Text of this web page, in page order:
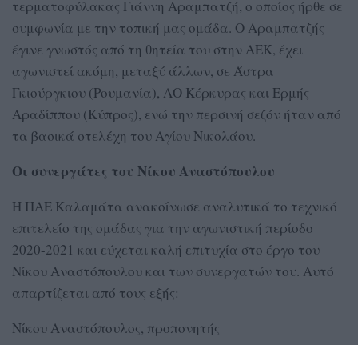
τερματοφύλακας Γιάννη Αραμπατζή, ο οποίος ήρθε σε
συμφωνία με την τοπική μας ομάδα. Ο Αραμπατζής
έγινε γνωστός από τη θητεία του στην ΑΕΚ, έχει
αγωνιστεί ακόμη, μεταξύ άλλων, σε Άστρα
Γκιούργκιου (Ρουμανία), ΑΟ Κέρκυρας και Ερμής
Αραδίππου (Κύπρος), ενώ την περσινή σεζόν ήταν από
τα βασικά στελέχη του Αγίου Νικολάου.
Οι συνεργάτες του Νίκου Αναστόπουλου
Η ΠΑΕ Καλαμάτα ανακοίνωσε αναλυτικά το τεχνικό
επιτελείο της ομάδας για την αγωνιστική περίοδο
2020-2021 και εύχεται καλή επιτυχία στο έργο του
Νίκου Αναστόπουλου και των συνεργατών του. Αυτό
απαρτίζεται από τους εξής:
Νίκου Αναστόπουλος, προπονητής